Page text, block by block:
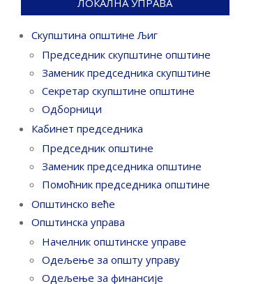
Скупштина општине Љиг
Председник скупштине општине
Заменик председника скупштине
Секретар скупштине општине
Одборници
Кабинет председника
Председник општине
Заменик председника општине
Помоћник председника општине
Општинско веће
Општинска управа
Начелник општинске управе
Одељење за општу управу
Одељење за финансије